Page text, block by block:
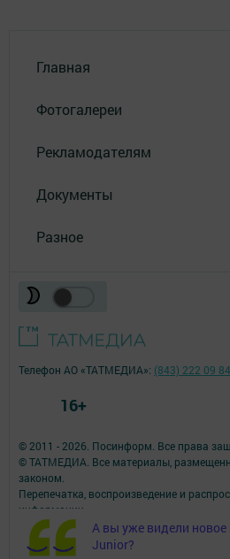
Главная
Фотогалереи
Рекламодателям
Документы
Разное
А вы уже видели новое
Junior?
© 2011 - 2026. Посинформ. Все права
© ТАТМЕДИА. Все материалы,
законом.
Перепечатка, воспроизведение и
информации,
размещенной на сайте, возможна только
редакций СМИ.
Телефон АО «ТАТМЕДИА»: (843) 222 09 84
16+